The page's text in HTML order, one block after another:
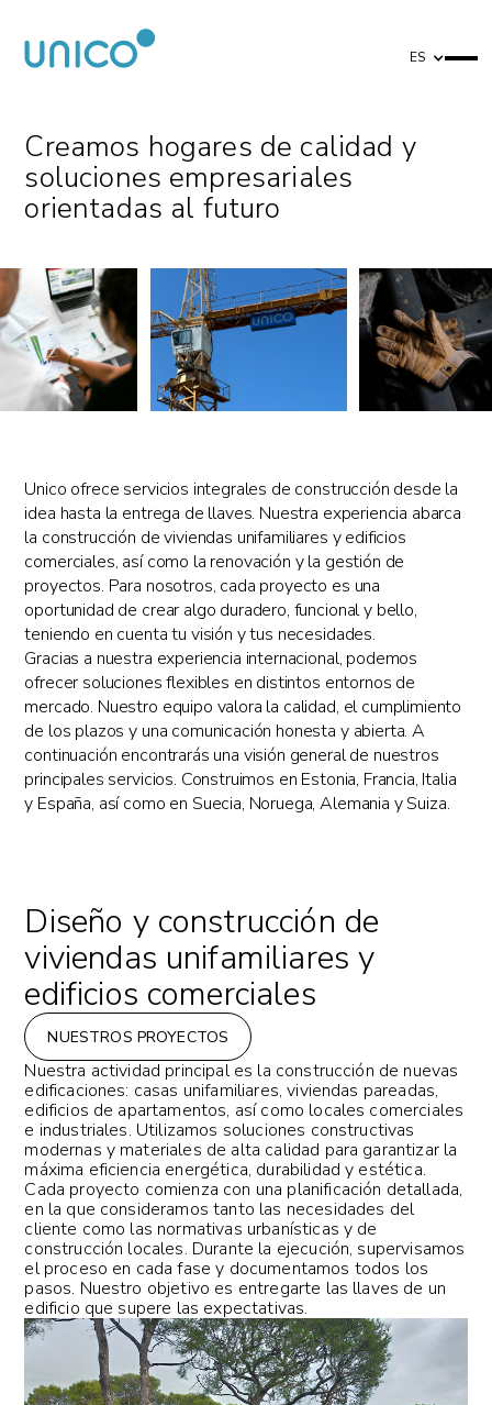
ES
Creamos hogares de calidad y
soluciones empresariales
orientadas al futuro
Unico ofrece servicios integrales de construcción desde la
idea hasta la entrega de llaves. Nuestra experiencia abarca
la construcción de viviendas unifamiliares y edificios
comerciales, así como la renovación y la gestión de
proyectos. Para nosotros, cada proyecto es una
oportunidad de crear algo duradero, funcional y bello,
teniendo en cuenta tu visión y tus necesidades.
Gracias a nuestra experiencia internacional, podemos
ofrecer soluciones flexibles en distintos entornos de
mercado. Nuestro equipo valora la calidad, el cumplimiento
de los plazos y una comunicación honesta y abierta. A
continuación encontrarás una visión general de nuestros
principales servicios. Construimos en Estonia, Francia, Italia
y España, así como en Suecia, Noruega, Alemania y Suiza.
Diseño y construcción de
viviendas unifamiliares y
edificios comerciales
NUESTROS PROYECTOS
Nuestra actividad principal es la construcción de nuevas
edificaciones: casas unifamiliares, viviendas pareadas,
edificios de apartamentos, así como locales comerciales
e industriales. Utilizamos soluciones constructivas
modernas y materiales de alta calidad para garantizar la
máxima eficiencia energética, durabilidad y estética.
Cada proyecto comienza con una planificación detallada,
en la que consideramos tanto las necesidades del
cliente como las normativas urbanísticas y de
construcción locales. Durante la ejecución, supervisamos
el proceso en cada fase y documentamos todos los
pasos. Nuestro objetivo es entregarte las llaves de un
edificio que supere las expectativas.